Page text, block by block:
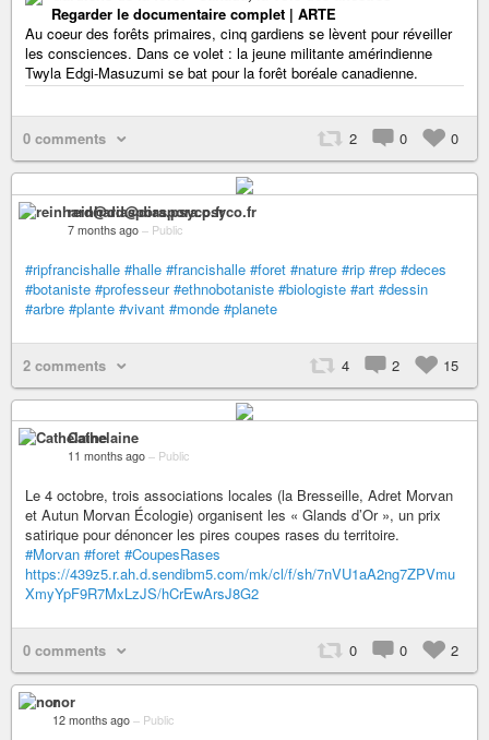
Regarder le documentaire complet | ARTE
Au coeur des forêts primaires, cinq gardiens se lèvent pour réveiller
les consciences. Dans ce volet : la jeune militante amérindienne
Twyla Edgi-Masuzumi se bat pour la forêt boréale canadienne.
0 comments 2 0 0
reinhard@diaspora.psyco.fr
7 months ago – Public
#ripfrancishalle #halle #francishalle #foret #nature #rip #rep #deces
#botaniste #professeur #ethnobotaniste #biologiste #art #dessin
#arbre #plante #vivant #monde #planete
2 comments 4 2 15
Cathelaine
11 months ago – Public
Le 4 octobre, trois associations locales (la Bresseille, Adret Morvan
et Autun Morvan Écologie) organisent les « Glands d’Or », un prix
satirique pour dénoncer les pires coupes rases du territoire.
#Morvan #foret #CoupesRases
https://439z5.r.ah.d.sendibm5.com/mk/cl/f/sh/7nVU1aA2ng7ZPVmu
XmyYpF9R7MxLzJS/hCrEwArsJ8G2
0 comments 0 0 2
nor
12 months ago – Public